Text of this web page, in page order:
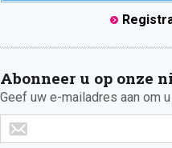
Abonneer u op onze
Geef uw e-mailadres aan om